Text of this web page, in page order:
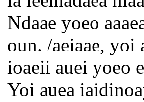
Ndaae yoeo
oun. /aeiaae, yoi
ioaeii auei yoeo
Yoi auea